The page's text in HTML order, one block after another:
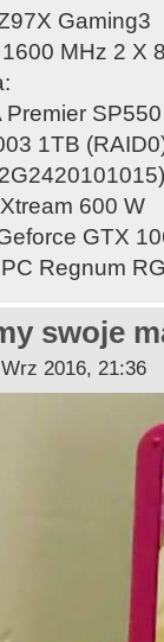
Gaming3
MHz 2 X
Premier
1TB
600 W
GTX
Regnum
swoje
2016, 21:36